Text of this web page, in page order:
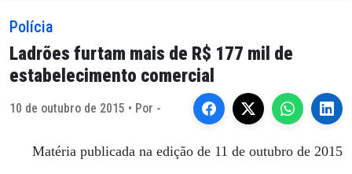
Polícia
Ladrões furtam mais de R$ 177 mil de
estabelecimento comercial
10 de outubro de 2015 • Por -
Matéria publicada na edição de 11 de outubro de 2015